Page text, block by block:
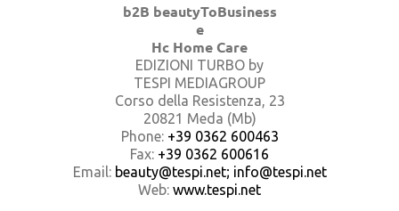
b2B beautyToBusiness
e
Hc Home Care
EDIZIONI TURBO by
TESPI MEDIAGROUP
Corso della Resistenza, 23
20821 Meda (Mb)
Phone: +39 0362 600463
Fax: +39 0362 600616
Email: beauty@tespi.net; info@tespi.net
Web: www.tespi.net